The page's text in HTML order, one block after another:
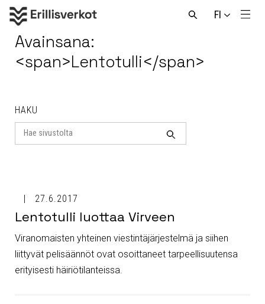
FI
Avaa
Avainsana:
<span>Lentotulli</span>
HAKU
Search
for
Haku
27.6.2017
Lentotulli luottaa Virveen
Viranomaisten yhteinen viestintäjärjestelmä ja siihen
liittyvät pelisäännöt ovat osoittaneet tarpeellisuutensa
erityisesti häiriötilanteissa.